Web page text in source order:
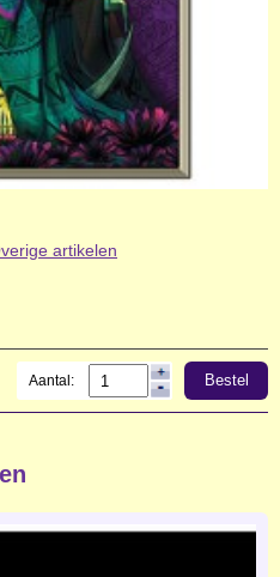
artikelen
Aantal: Bestel